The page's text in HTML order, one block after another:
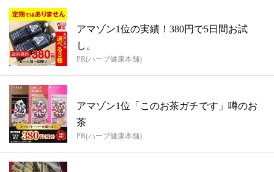
アマゾン1位の実績！380円で5日間お試
し。
PR(ハーブ健康本舗)
アマゾン1位「このお茶ガチです」噂のお
茶
PR(ハーブ健康本舗)